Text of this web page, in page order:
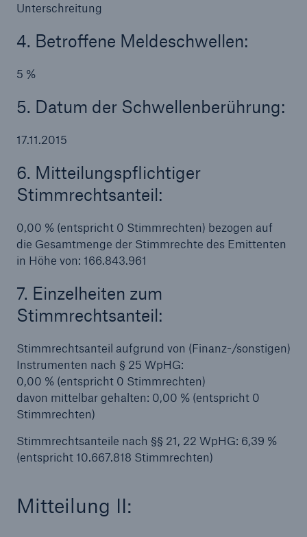
Unterschreitung
4. Betroffene Meldeschwellen:
5 %
5. Datum der Schwellenberührung:
17.11.2015
6. Mitteilungspflichtiger
Stimmrechtsanteil:
0,00 % (entspricht 0 Stimmrechten) bezogen auf
die Gesamtmenge der Stimmrechte des Emittenten
in Höhe von: 166.843.961
7. Einzelheiten zum
Stimmrechtsanteil:
Stimmrechtsanteil aufgrund von (Finanz-/sonstigen)
Instrumenten nach § 25 WpHG:
0,00 % (entspricht 0 Stimmrechten)
davon mittelbar gehalten: 0,00 % (entspricht 0
Stimmrechten)
Stimmrechtsanteile nach §§ 21, 22 WpHG: 6,39 %
(entspricht 10.667.818 Stimmrechten)
Mitteilung II:
Naturkatastrophen
versicherten Schäden aus Naturkatastrophen
71.8%
Sachdeckung durch einen leistungsfähigen
Rückversicherungspartner